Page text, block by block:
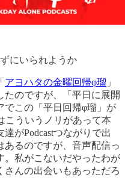
にいられようか
アヨハタの金曜回帰φ瑠 」
たのですが、「平日に展開
でこの「平日回帰φ瑠」が
こういうノリがあって本
がPodcastつながりで出
るのですが、音声配信っ
。私がこないだやったわが
さんの出会いもあっただろ